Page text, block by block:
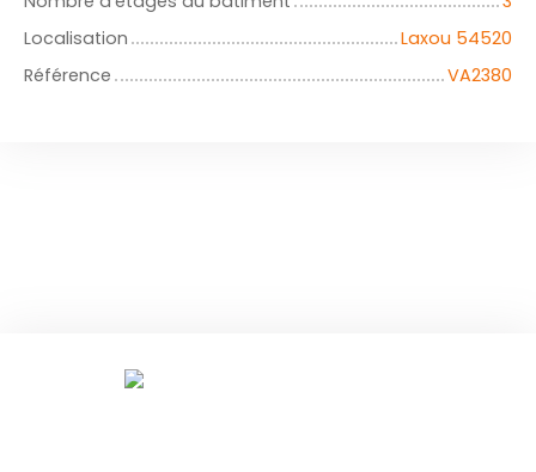
Localisation
Laxou 54520
Référence
VA2380